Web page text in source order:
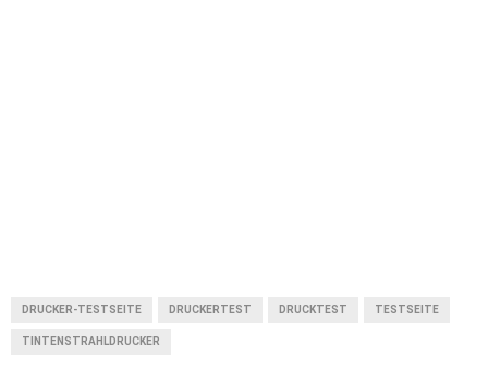
DRUCKER-TESTSEITE DRUCKERTEST DRUCKTEST TESTSEITE
TINTENSTRAHLDRUCKER